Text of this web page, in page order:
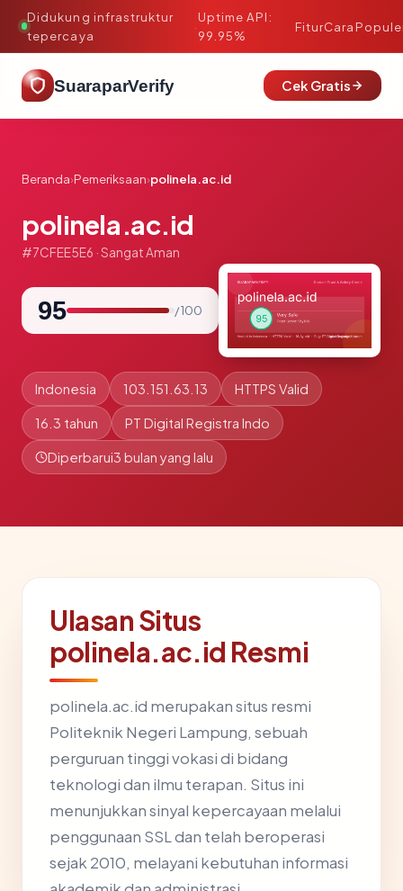
Didukung infrastruktur
tepercaya
·
Uptime API:
99.95%
FiturCara
SuaraparVerify Cek Gratis
Beranda›Pemeriksaan›polinela.ac.id
polinela.ac.id
#7CFEE5E6 · Sangat Aman
95 / 100
Indonesia 103.151.63.13 HTTPS Valid
16.3 tahun PT Digital Registra Indo
Diperbarui3 bulan yang lalu
Ulasan Situs
polinela.ac.id Resmi
polinela.ac.id merupakan situs resmi
Politeknik Negeri Lampung, sebuah
perguruan tinggi vokasi di bidang
teknologi dan ilmu terapan. Situs ini
menunjukkan sinyal kepercayaan melalui
penggunaan SSL dan telah beroperasi
sejak 2010, melayani kebutuhan informasi